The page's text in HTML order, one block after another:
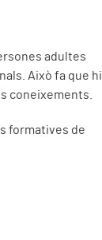
adultes
Això fa que hi
coneixements.
formatives de